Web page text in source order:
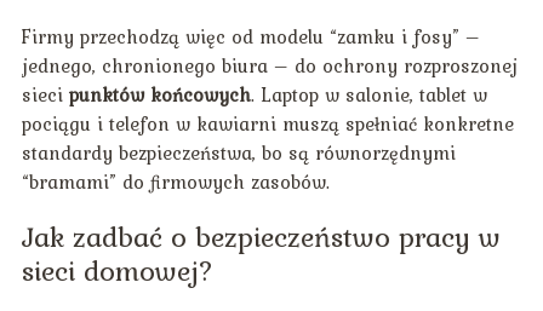
Firmy przechodzą więc od modelu “zamku i fosy” –
jednego, chronionego biura – do ochrony rozproszonej
sieci punktów końcowych. Laptop w salonie, tablet w
pociągu i telefon w kawiarni muszą spełniać konkretne
standardy bezpieczeństwa, bo są równorzędnymi
“bramami” do firmowych zasobów.
Jak zadbać o bezpieczeństwo pracy w
sieci domowej?